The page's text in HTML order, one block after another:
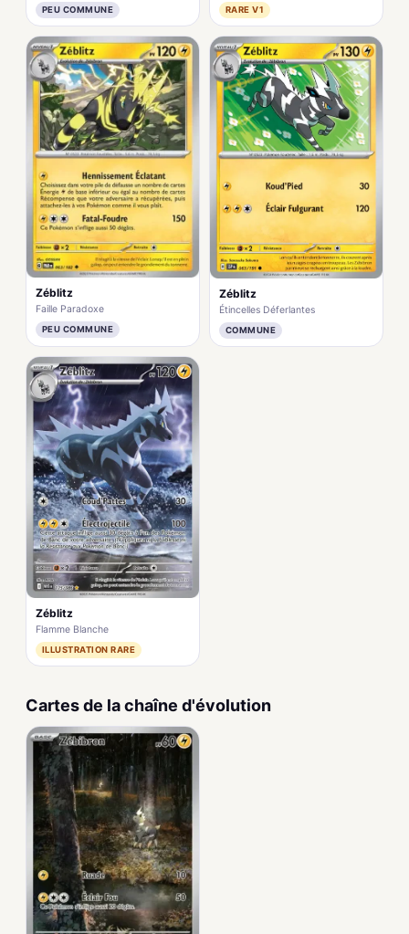
PEU COMMUNE RARE V1
Zéblitz
Faille Paradoxe
PEU COMMUNE
Zéblitz
Étincelles Déferlantes
COMMUNE
Zéblitz
Flamme Blanche
ILLUSTRATION RARE
Cartes de la chaîne d'évolution